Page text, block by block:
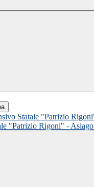
"Patrizio Rigoni" - Asiago